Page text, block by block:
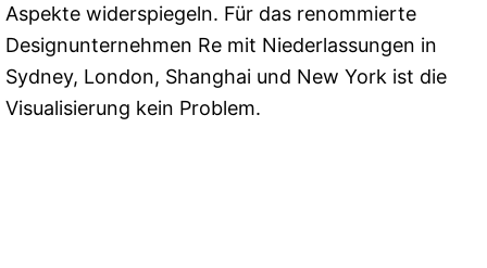
Aspekte widerspiegeln. Für das renommierte
Designunternehmen Re mit Niederlassungen in
Sydney, London, Shanghai und New York ist die
Visualisierung kein Problem.